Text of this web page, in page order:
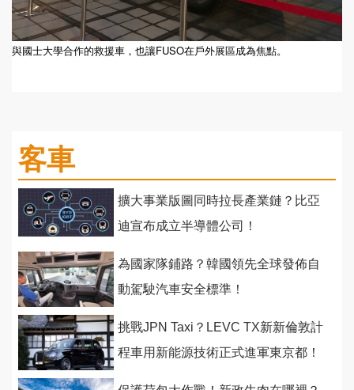
與國士大學合作的救援車，也讓FUSO在戶外展區成為焦點。
客車
擴大事業版圖同時拉長產業鏈？比亞
迪宣布成立半導體公司！
為國家隊鋪路？韓國領先全球發佈自
動駕駛汽車安全標準！
挑戰JPN Taxi？LEVC TX新新倫敦計
程車用新能源技術正式進軍東京都！